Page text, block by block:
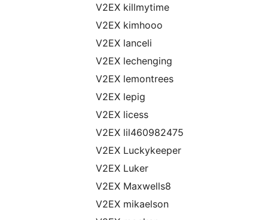
V2EX killmytime
V2EX kimhooo
V2EX lanceli
V2EX lechenging
V2EX lemontrees
V2EX lepig
V2EX licess
V2EX lil460982475
V2EX Luckykeeper
V2EX Luker
V2EX Maxwells8
V2EX mikaelson